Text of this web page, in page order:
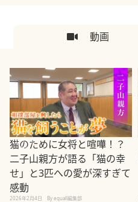
動画
猫のために女将と喧嘩！？
二子山親方が語る「猫の幸
せ」と3匹への愛が深すぎて
感動
2026年2月4日 By equall編集部